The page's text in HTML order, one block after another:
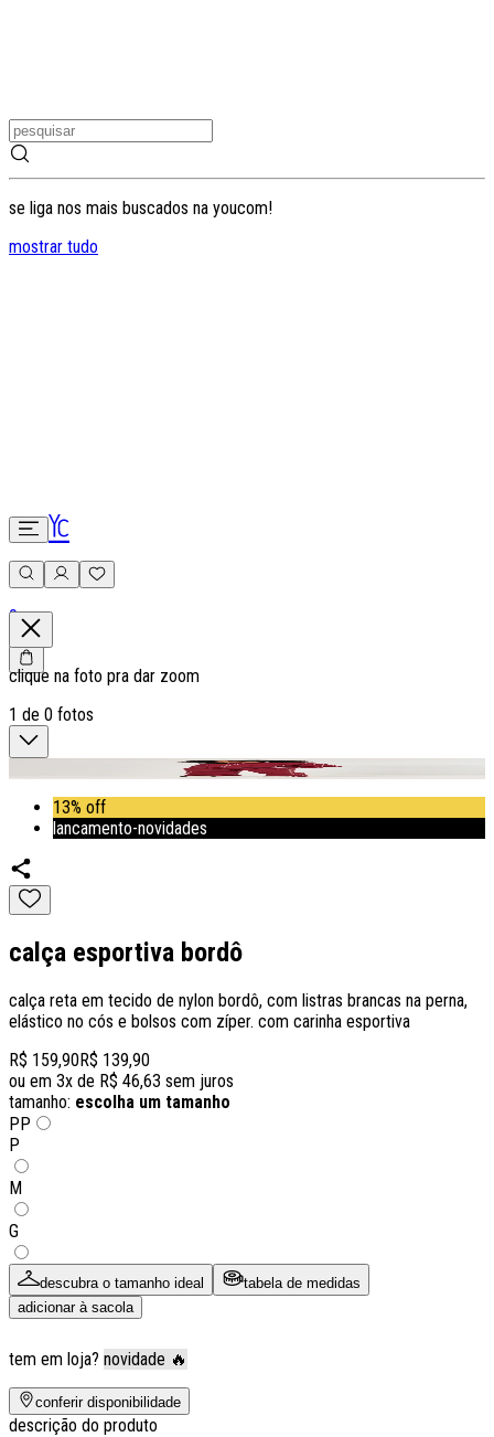
se liga nos mais buscados na youcom!
mostrar tudo
0
clique na foto pra dar zoom
1 de 0 fotos
13% off
lancamento-novidades
calça esportiva bordô
calça reta em tecido de nylon bordô, com listras brancas na perna,
elástico no cós e bolsos com zíper. com carinha esportiva
R$ 159,90R$ 139,90
ou em 3x de R$ 46,63 sem juros
tamanho: escolha um tamanho
PP
P
M
G
descubra o tamanho ideal
tabela de medidas
adicionar à sacola
tem em loja? novidade 🔥
conferir disponibilidade
descrição do produto